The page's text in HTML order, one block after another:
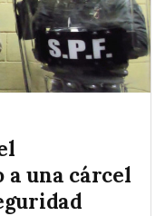
una cárcel